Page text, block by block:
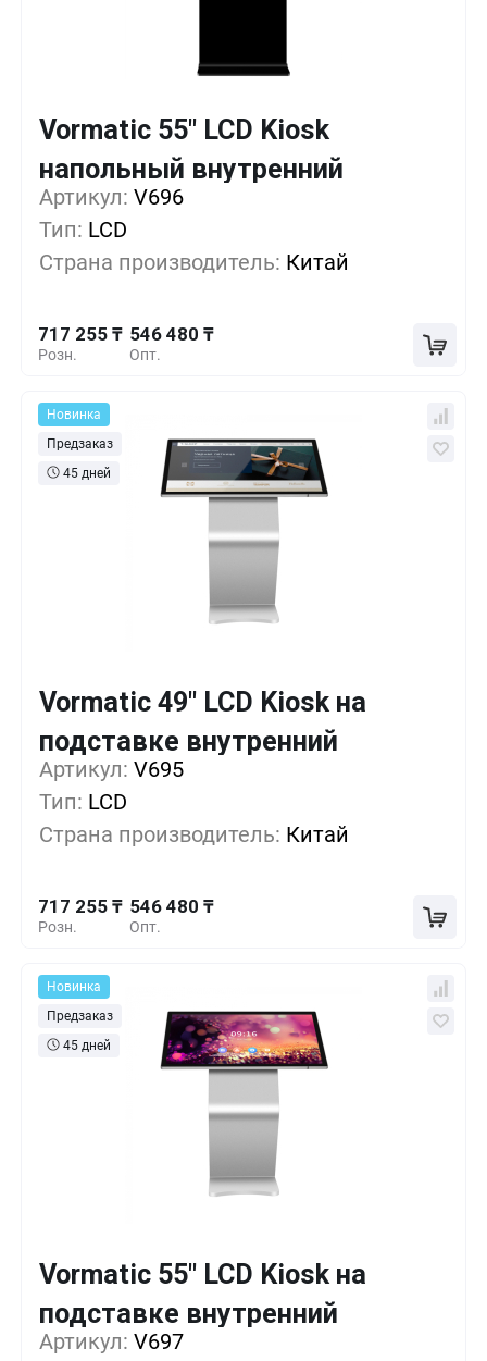
Vormatic 55" LCD Kiosk
напольный внутренний
Артикул: V696
Тип: LCD
Страна производитель: Китай
Розн.
717 255 ₸
Опт.
546 480 ₸
1+ 0%
5+
10+ -15%
Новинка
Предзаказ
45 дней
Vormatic 49" LCD Kiosk на
подставке внутренний
Артикул: V695
Тип: LCD
Страна производитель: Китай
Розн.
717 255 ₸
Опт.
546 480 ₸
1+ 0%
5+
10+ -15%
Новинка
Предзаказ
45 дней
Vormatic 55" LCD Kiosk на
подставке внутренний
Артикул: V697
1+ 0%